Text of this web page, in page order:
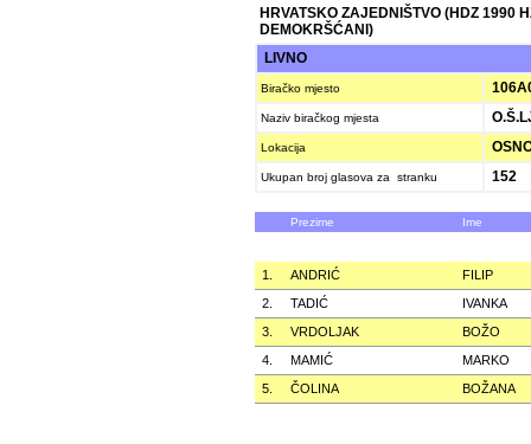
HRVATSKO ZAJEDNIŠTVO (HDZ 1990
DEMOKRŠĆANI)
LIVNO
Biračko mjesto
Naziv biračkog mjesta
Lokacija
Ukupan broj glasova za stranku 152
Prezime Ime
1. ANDRIĆ
FILIP
2.
TADIĆ
IVANKA
3.
VRDOLJAK
BOŽO
4.
MAMIĆ
MARKO
5.
ČOLINA BOŽANA